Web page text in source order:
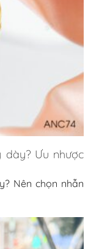
dày? Ưu nhược
Nên chọn nhẫn